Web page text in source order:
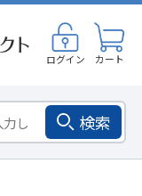
ログイン カート
検索